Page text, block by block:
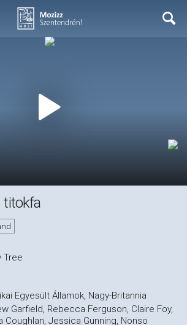
titokfa
Tree
Egyesült Államok, Nagy-Britannia
Garfield, Rebecca Ferguson, Claire Foy,
Coughlan, Jessica Gunning, Nonso